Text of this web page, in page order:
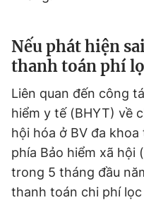
Nếu phát hiện
thanh toán phí
Liên quan đến công
hiểm y tế (BHYT) về
hội hóa ở BV đa khoa
phía Bảo hiểm xã hội
trong 5 tháng đầu
thanh toán chi phí